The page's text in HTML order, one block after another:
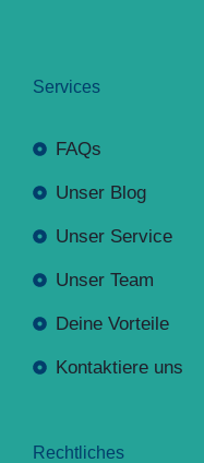
Services
FAQs
Unser Blog
Unser Service
Unser Team
Deine Vorteile
Kontaktiere uns
Rechtliches